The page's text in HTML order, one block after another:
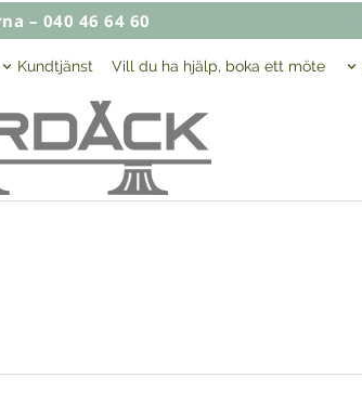
– 040 46 64 60
Kundtjänst Vill du ha hjälp, boka ett möte